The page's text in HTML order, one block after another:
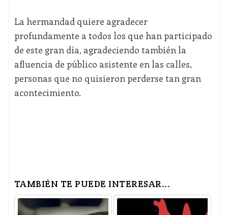
La hermandad quiere agradecer
profundamente a todos los que han participado
de este gran día, agradeciendo también la
afluencia de público asistente en las calles,
personas que no quisieron perderse tan gran
acontecimiento.
TAMBIÉN TE PUEDE INTERESAR...